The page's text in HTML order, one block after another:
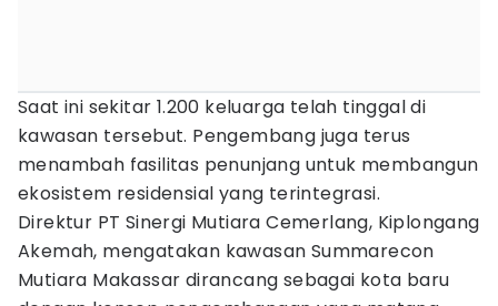
Saat ini sekitar 1.200 keluarga telah tinggal di
kawasan tersebut. Pengembang juga terus
menambah fasilitas penunjang untuk membangun
ekosistem residensial yang terintegrasi.
Direktur PT Sinergi Mutiara Cemerlang, Kiplongang
Akemah, mengatakan kawasan Summarecon
Mutiara Makassar dirancang sebagai kota baru